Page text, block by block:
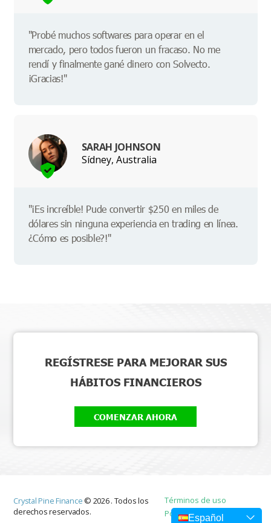
Español
"Probé muchos softwares para operar en el
mercado, pero todos fueron un fracaso. No me
rendí y finalmente gané dinero con Solvecto.
¡Gracias!"
SARAH JOHNSON
Sídney, Australia
"¡Es increíble! Pude convertir $250 en miles de
dólares sin ninguna experiencia en trading en línea.
¿Cómo es posible?!"
REGÍSTRESE PARA MEJORAR SUS
HÁBITOS FINANCIEROS
COMENZAR AHORA
Crystal Pine Finance © 2026. Todos los
derechos reservados.
Términos de uso
Política de privacidad